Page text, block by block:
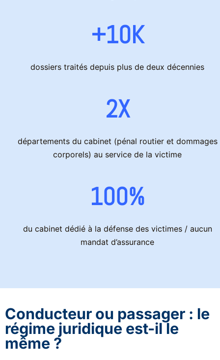
+10K
dossiers traités depuis plus de deux décennies
2X
départements du cabinet (pénal routier et dommages
corporels) au service de la victime
100%
du cabinet dédié à la défense des victimes / aucun
mandat d’assurance
Conducteur ou passager : le
régime juridique est-il le
même ?